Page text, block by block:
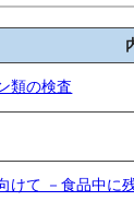
類の検査
けて －食品中に